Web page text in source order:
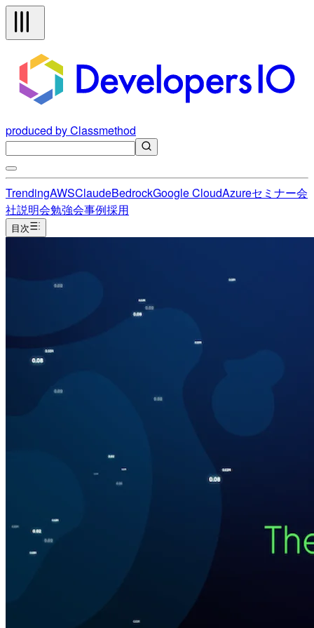
produced by Classmethod
TrendingAWSClaudeBedrockGoogle CloudAzureセミナー会
社説明会勉強会事例採用
目次